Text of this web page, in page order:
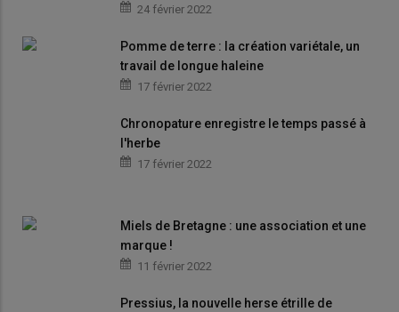
24 février 2022
Pomme de terre : la création variétale, un
travail de longue haleine
17 février 2022
Chronopature enregistre le temps passé à
l'herbe
17 février 2022
Miels de Bretagne : une association et une
marque !
11 février 2022
Pressius, la nouvelle herse étrille de